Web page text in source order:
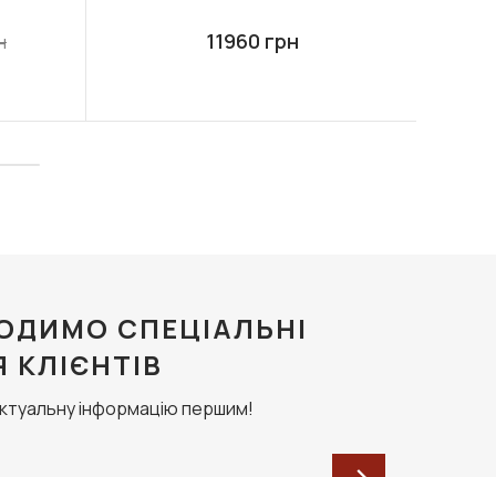
11960 грн
СПЕЦІАЛЬНІ
КЛІЄНТІВ
інформацію першим!